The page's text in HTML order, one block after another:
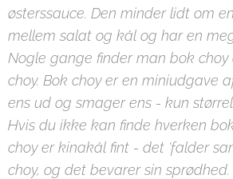
østerssauce. Den minder lidt om
mellem salat og kål og har en
Nogle gange finder man bok
choy. Bok choy er en miniudgave
ens ud og smager ens - kun
Hvis du ikke kan finde hverken
choy er kinakål fint - det 'falder
choy, og det bevarer sin